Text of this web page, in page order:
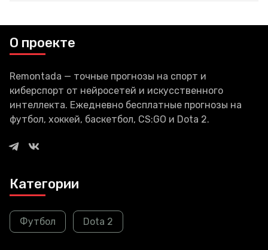
О проекте
Remontada — точные прогнозы на спорт и
киберспорт от нейросетей и искусственного
интеллекта. Ежедневно бесплатные прогнозы на
футбол, хоккей, баскетбол, CS:GO и Dota 2.
Категории
Футбол Dota 2